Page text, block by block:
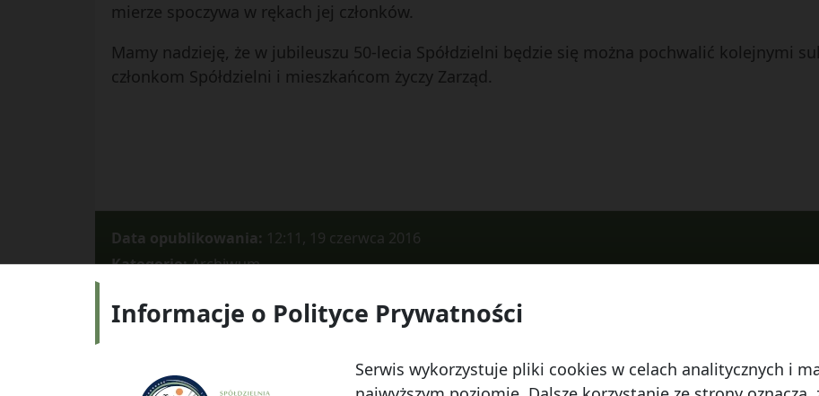
mierze spoczywa w rękach jej członków.
Mamy nadzieję, że w jubileuszu 50-lecia Spółdzielni będzie się można pochwalić kolejnymi
członkom Spółdzielni i mieszkańcom życzy Zarząd.
Data opublikowania: 12:11, 19 czerwca 2016
Kategorie:Archiwum
Informacje o Polityce Prywatności
Serwis wykorzystuje pliki cookies w celach analitycznych i